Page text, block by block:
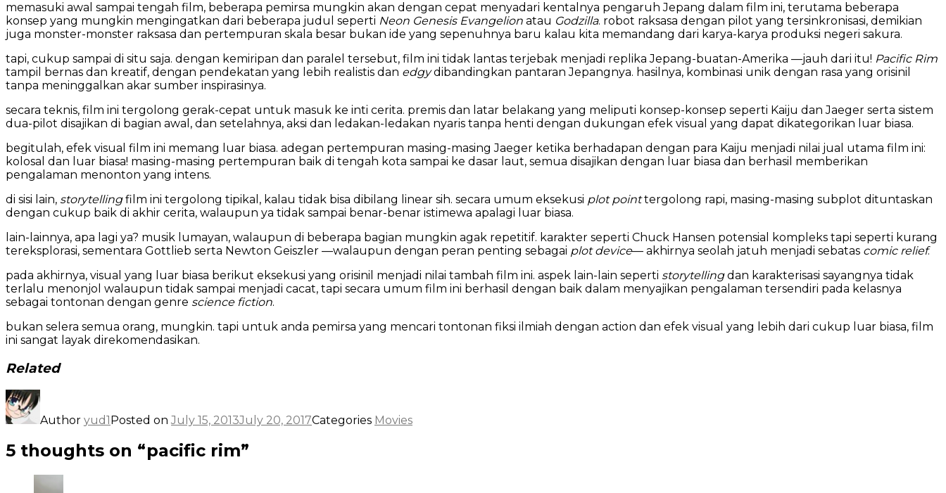
memasuki awal sampai tengah film, beberapa pemirsa mungkin akan dengan cepat menyadari kentalnya pengaruh Jepang dalam film ini, terutama beberapa
konsep yang mungkin mengingatkan dari beberapa judul seperti Neon Genesis Evangelion atau Godzilla. robot raksasa dengan pilot yang tersinkronisasi, demikian
juga monster-monster raksasa dan pertempuran skala besar bukan ide yang sepenuhnya baru kalau kita memandang dari karya-karya produksi negeri sakura.
tapi, cukup sampai di situ saja. dengan kemiripan dan paralel tersebut, film ini tidak lantas terjebak menjadi replika Jepang-buatan-Amerika —jauh dari itu! Pacific Rim
tampil bernas dan kreatif, dengan pendekatan yang lebih realistis dan edgydibandingkan pantaran Jepangnya. hasilnya, kombinasi unik dengan rasa yang orisinil
tanpa meninggalkan akar sumber inspirasinya.
secara teknis, film ini tergolong gerak-cepat untuk masuk ke inti cerita. premis dan latar belakang yang meliputi konsep-konsep seperti Kaiju dan Jaeger serta sistem
dua-pilot disajikan di bagian awal, dan setelahnya, aksi dan ledakan-ledakan nyaris tanpa henti dengan dukungan efek visual yang dapat dikategorikan luar biasa.
begitulah, efek visual film ini memang luar biasa. adegan pertempuran masing-masing Jaeger ketika berhadapan dengan para Kaiju menjadi nilai jual utama film ini:
kolosal dan luar biasa! masing-masing pertempuran baik di tengah kota sampai ke dasar laut, semua disajikan dengan luar biasa dan berhasil memberikan
pengalaman menonton yang intens.
di sisi lain, storytellingfilm ini tergolong tipikal, kalau tidak bisa dibilang linear sih. secara umum eksekusi plot pointtergolong rapi, masing-masing subplot dituntaskan
dengan cukup baik di akhir cerita, walaupun ya tidak sampai benar-benar istimewa apalagi luar biasa.
lain-lainnya, apa lagi ya? musik lumayan, walaupun di beberapa bagian mungkin agak repetitif. karakter seperti Chuck Hansen potensial kompleks tapi seperti kurang
tereksplorasi, sementara Gottlieb serta Newton Geiszler —walaupun dengan peran penting sebagai plot device— akhirnya seolah jatuh menjadi sebatas comic relief.
pada akhirnya, visual yang luar biasa berikut eksekusi yang orisinil menjadi nilai tambah film ini. aspek lain-lain seperti storytellingdan karakterisasi sayangnya tidak
terlalu menonjol walaupun tidak sampai menjadi cacat, tapi secara umum film ini berhasil dengan baik dalam menyajikan pengalaman tersendiri pada kelasnya
sebagai tontonan dengan genre science fiction.
bukan selera semua orang, mungkin. tapi untuk anda pemirsa yang mencari tontonan fiksi ilmiah dengan action dan efek visual yang lebih dari cukup luar biasa, film
ini sangat layak direkomendasikan.
Related
Author yud1Posted on July 15, 2013July 20, 2017Categories Movies
5 thoughts on “pacific rim”